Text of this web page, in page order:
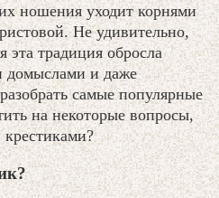
ношения уходит корнями
Не удивительно,
эта традиция обросла
домыслами и даже
самые популярные
на некоторые вопросы,